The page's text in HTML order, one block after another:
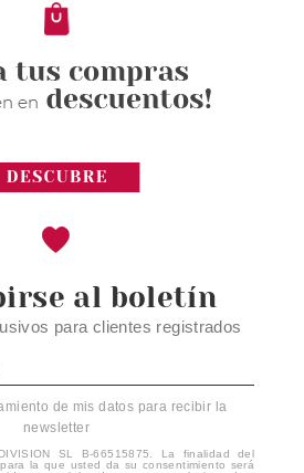
al boletín
para clientes registrados
de mis datos para recibir la
newsletter
SL B-66515875. La finalidad del
la que usted da su consentimiento será